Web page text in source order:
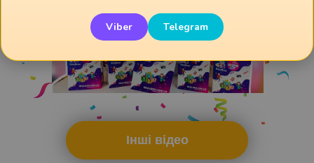
Інші відео
Viber Telegram